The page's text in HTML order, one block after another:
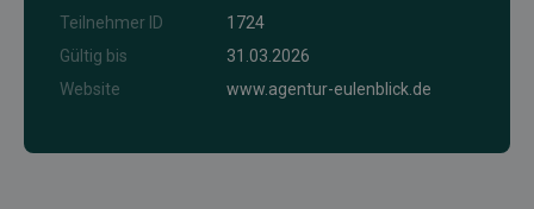
Teilnehmer ID
1724
Gültig bis
31.03.2026
Website
www.agentur-eulenblick.de